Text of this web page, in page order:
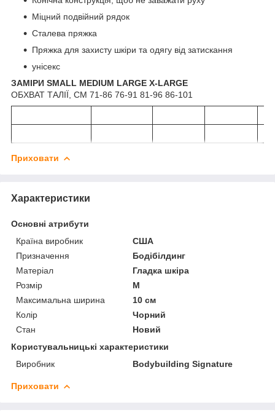
Міцний подвійний рядок
Сталева пряжка
Пряжка для захисту шкіри та одягу від затискання
унісекс
ЗАМІРИ SMALL MEDIUM LARGE X-LARGE
ОБХВАТ ТАЛІЇ, СМ 71-86 76-91 81-96 86-101
Приховати
Характеристики
Основні атрибути
Країна виробник
США
Призначення
Бодібілдинг
Матеріал
Гладка шкіра
Розмір
M
Максимальна ширина
10 см
Колір
Чорний
Стан
Новий
Користувальницькі характеристики
Виробник
Bodybuilding Signature
Приховати